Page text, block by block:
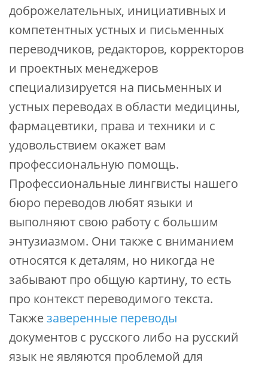
доброжелательных, инициативных и
компетентных устных и письменных
переводчиков, редакторов, корректоров
и проектных менеджеров
специализируется на письменных и
устных переводах в области медицины,
фармацевтики, права и техники и с
удовольствием окажет вам
профессиональную помощь.
Профессиональные лингвисты нашего
бюро переводов любят языки и
выполняют свою работу с большим
энтузиазмом. Они также с вниманием
относятся к деталям, но никогда не
забывают про общую картину, то есть
про контекст переводимого текста.
Такжезаверенные переводы
документов с русского либо на русский
язык не являются проблемой для